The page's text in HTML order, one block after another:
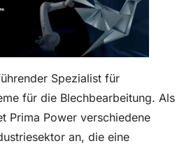
Spezialist für
für die Blechbearbeitung. Als
Prima Power verschiedene
an, die eine